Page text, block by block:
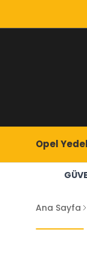
Opel
Ana Sayfa